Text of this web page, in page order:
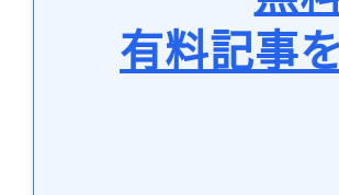
有料記事